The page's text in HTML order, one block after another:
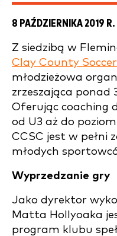
8 PAŹDZIERNIKA 2019 R.
Z siedzibą w
Clay County
młodzieżowa
zrzeszająca ponad
Oferując coaching
od U3 aż do
CCSC jest w pełni
młodych
Wyprzedzanie gry
Jako dyrektor
Matta Hollyoaka
program klubu